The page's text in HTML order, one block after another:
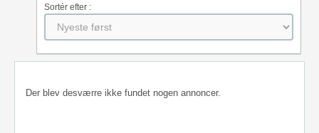
Sortér efter :
Der blev desværre ikke fundet nogen annoncer.